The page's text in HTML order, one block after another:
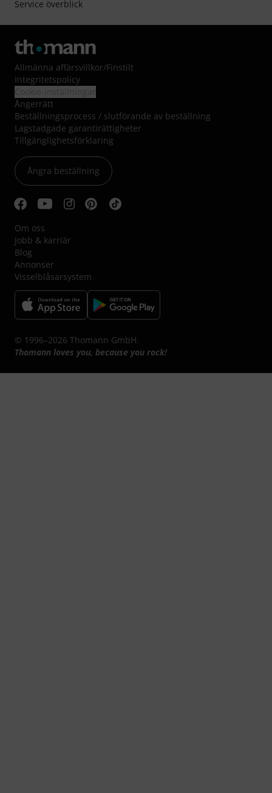
Service överblick
Allmänna affärsvillkor/Finstilt
Integritetspolicy
Ångerrätt
Beställningsprocess / slutförande av beställning
Lagstadgade garantirättigheter
Tillgänglighetsförklaring
Ångra beställning
Om oss
Jobb & karriär
Blog
Annonser
Visselblåsarsystem
© 1996–2026 Thomann GmbH.
Thomann loves you, because you rock!